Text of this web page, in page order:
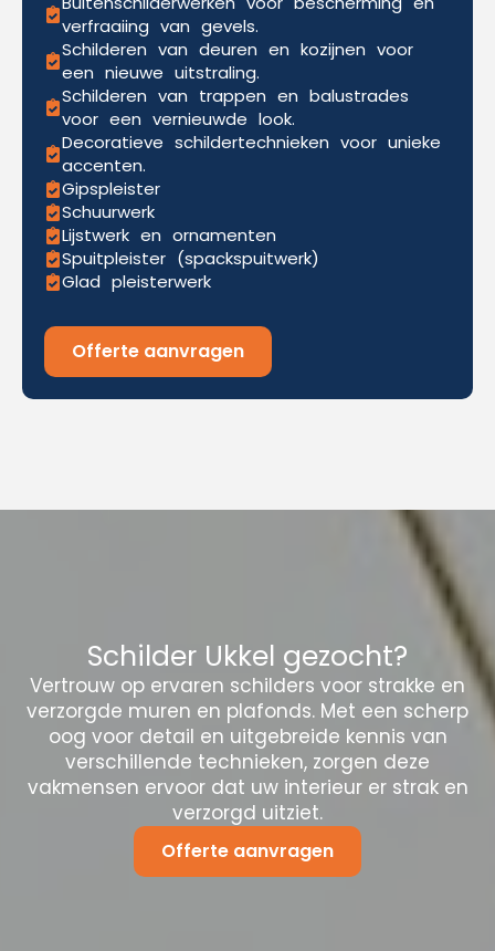
verfraaiing van gevels.
Schilderen van deuren en kozijnen voor
een nieuwe uitstraling.
Schilderen van trappen en balustrades
voor een vernieuwde look.
Decoratieve schildertechnieken voor unieke
accenten.
Gipspleister
Schuurwerk
Lijstwerk en ornamenten
Spuitpleister (spackspuitwerk)
Glad pleisterwerk
Offerte aanvragen
Schilder Ukkel gezocht?
Vertrouw op ervaren schilders voor strakke en
verzorgde muren en plafonds. Met een scherp
oog voor detail en uitgebreide kennis van
verschillende technieken, zorgen deze
vakmensen ervoor dat uw interieur er strak en
verzorgd uitziet.
Offerte aanvragen